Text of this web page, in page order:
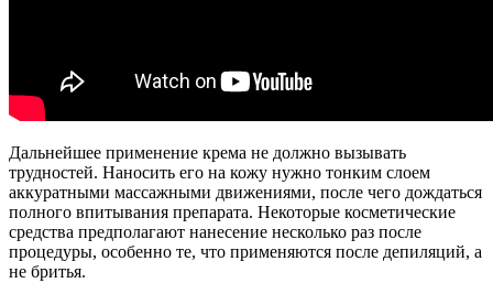
Дальнейшее применение крема не должно вызывать
трудностей. Наносить его на кожу нужно тонким слоем
аккуратными массажными движениями, после чего дождаться
полного впитывания препарата. Некоторые косметические
средства предполагают нанесение несколько раз после
процедуры, особенно те, что применяются после депиляций, а
не бритья.